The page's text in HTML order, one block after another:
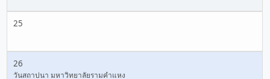
25
26
วันสถาปนา มหาวิทยาลัยรามคำแหง